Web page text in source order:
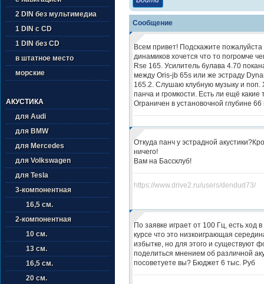
2 DIN без мультимедиа
1 DIN с CD
1 DIN без CD
в штатное место
морские
АКУСТИКА
для Audi
для BMW
для Mercedes
для Volkswagen
для Tesla
3-компонентная
16,5 см.
2-компонентная
10 см.
13 см.
16,5 см.
20 см.
Сообщение
Всем привет! Подскажите
динамиков хочется что то погромче
Rse 165. Усилитель булава 4.70
между Oris-jb 65s или же эстраду
165.2. Слушаю клубную музыку и поп.
панча и громкости. Есть ли ещё какие
Ограничен в установочной глубине
Откуда панч у эстрадной
ничего!
Вам на Бассклуб!
https://www.drive2.ru/users/dendud73/
По заявке играет от 100 Гц, есть ход
курсе что это низкоиграющая
избытке, но для этого и существуют
поделиться мнением об различной
посоветуете вы? Бюджет 6 тыс. Руб